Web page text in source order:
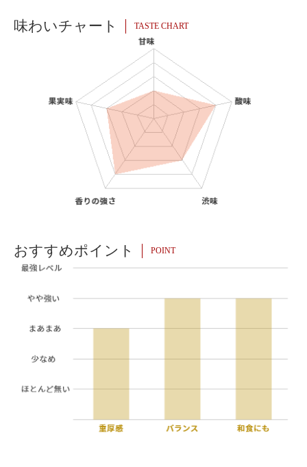
味わいチャート TASTE CHART
おすすめポイント POINT